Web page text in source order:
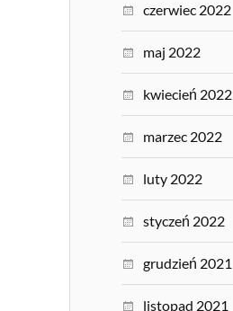
czerwiec 2022
maj 2022
kwiecień 2022
marzec 2022
luty 2022
styczeń 2022
grudzień 2021
listopad 2021